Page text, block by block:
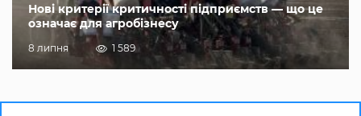
Нові критерії критичності підприємств — що це
означає для агробізнесу
8 липня 1 589